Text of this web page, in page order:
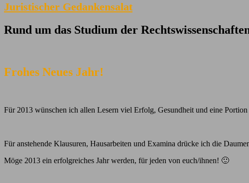
Juristischer Gedankensalat
Rund um das Studium der
Frohes Neues Jahr!
Für 2013 wünschen ich allen Lesern viel Erfolg, Gesundheit und eine
Für anstehende Klausuren, Hausarbeiten und Examina drücke ich die
Möge 2013 ein erfolgreiches Jahr werden, für jeden von euch/ihnen! 🙂